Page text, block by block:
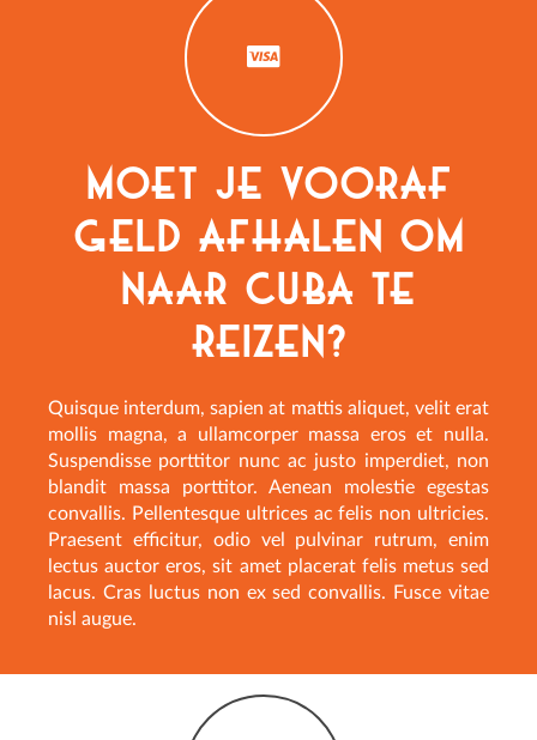
Moet je vooraf
geld afhalen om
naar Cuba te
reizen?
Quisque interdum, sapien at mattis aliquet, velit erat
mollis magna, a ullamcorper massa eros et nulla.
Suspendisse porttitor nunc ac justo imperdiet, non
blandit massa porttitor. Aenean molestie egestas
convallis. Pellentesque ultrices ac felis non ultricies.
Praesent efficitur, odio vel pulvinar rutrum, enim
lectus auctor eros, sit amet placerat felis metus sed
lacus. Cras luctus non ex sed convallis. Fusce vitae
nisl augue.